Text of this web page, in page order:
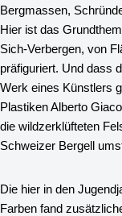
Bergmassen,
Hier ist das
Sich-Verbergen, von
präfiguriert. Und dass
Werk eines Künstlers
Plastiken Alberto
die wildzerklüfteten
Schweizer Bergell
Die hier in den
Farben fand